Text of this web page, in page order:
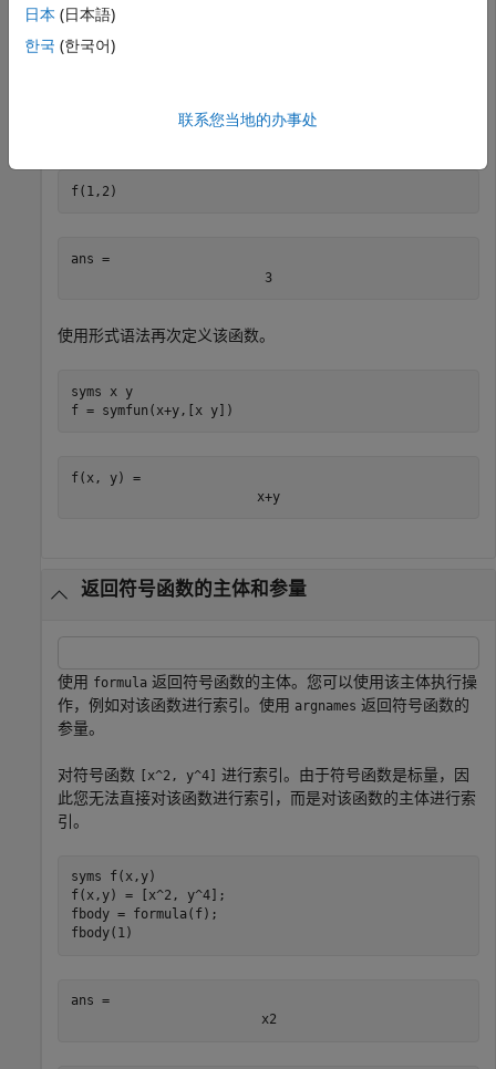
f(x, y) =
f(1,2)
ans =
3
使用形式语法再次定义该函数。
syms x
y
f = symfun(x+y,[x y])
f(x, y) =
x+y
返回符号函数的主体和参量
使用 formula 返回符号函数的主体。您可以使用该主体执行操
作，例如对该函数进行索引。使用 argnames 返回符号函数的
参量。
对符号函数 [x^2, y^4] 进行索引。由于符号函数是标量，因
此您无法直接对该函数进行索引，而是对该函数的主体进行索
引。
syms
f(x,y)
f(x,y) = [x^2, y^4];
fbody = formula(f);
fbody(1)
ans =
x2
日本 (日本語)
한국 (한국어)
联系您当地的办事处